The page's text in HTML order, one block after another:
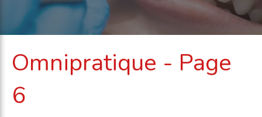
Omnipratique - Page
6